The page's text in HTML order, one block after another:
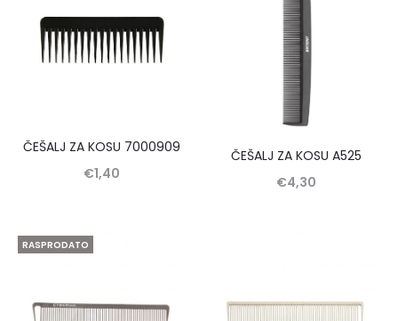
ČEŠALJ ZA KOSU 7000909
€1,40
ČEŠALJ ZA KOSU A525
€4,30
RASPRODATO